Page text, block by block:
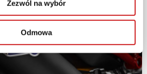
Zezwól na wybór
Odmowa